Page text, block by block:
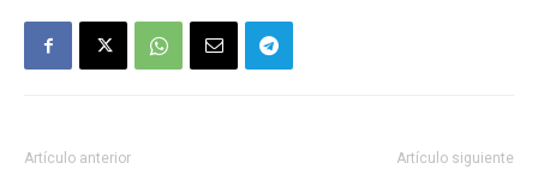
Artículo anterior Artículo siguiente